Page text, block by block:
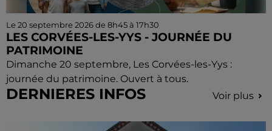
Le 20 septembre 2026 de 8h45 à 17h30
LES CORVÉES-LES-YYS - JOURNÉE DU
PATRIMOINE
Dimanche 20 septembre, Les Corvées-les-Yys :
journée du patrimoine. Ouvert à tous.
DERNIERES INFOS Voir plus